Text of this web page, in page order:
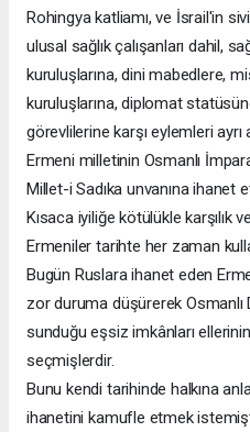
Rohingya katliamı, ve İsrail'in
ulusal sağlık çalışanları dahil,
kuruluşlarına, dini mabedlere,
kuruluşlarına, diplomat
görevlilerine karşı eylemleri ayrı
Ermeni milletinin Osmanlı
Millet-i Sadıka unvanına ihanet
Kısaca iyiliğe kötülükle karşılık
Ermeniler tarihte her zaman
Bugün Ruslara ihanet eden
zor duruma düşürerek
sunduğu eşsiz imkânları
seçmişlerdir.
Bunu kendi tarihinde halkına
ihanetini kamufle etmek